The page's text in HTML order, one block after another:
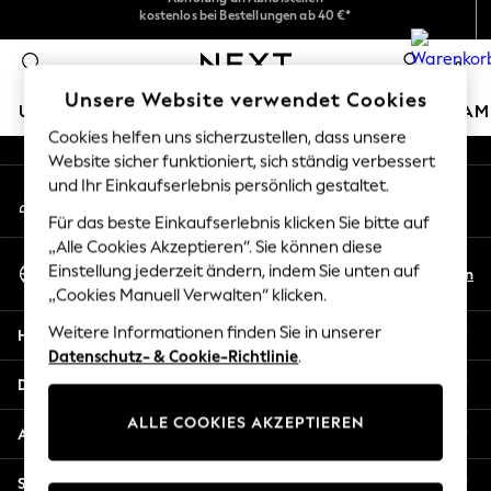
kostenlos bei Bestellungen ab 40 €*
Problemlose Rückgaben*
Wir akzeptieren
0
URLAUBS-SHOP MÄDCHEN JUNGEN BABY
HOLIDAY SHOP
Women's Holiday Shop
All Swimwear
All Beachwear
Bags & Accessories
Beach Dresses & Kaftans
Dresses
Flip Flops
Linen Collection
Sandals
Shorts
Unsere sozialen Netzwerke
Mein Konto
Melden Sie sich bei Ihrem Konto an
Sprache Auswählen
Deutsch
En
Hilfe
Datenschutz und Rechtliches
Abteilungen
Sonstige Dienstleistungen
Unsere Website verwendet Cookies
Cookies helfen uns sicherzustellen, dass unsere
Website sicher funktioniert, sich ständig verbessert
und Ihr Einkaufserlebnis persönlich gestaltet.
Für das beste Einkaufserlebnis klicken Sie bitte auf
„Alle Cookies Akzeptieren“. Sie können diese
Einstellung jederzeit ändern, indem Sie unten auf
„Cookies Manuell Verwalten“ klicken.
Weitere Informationen finden Sie in unserer
Datenschutz- & Cookie-Richtlinie.
ALLE COOKIES AKZEPTIEREN